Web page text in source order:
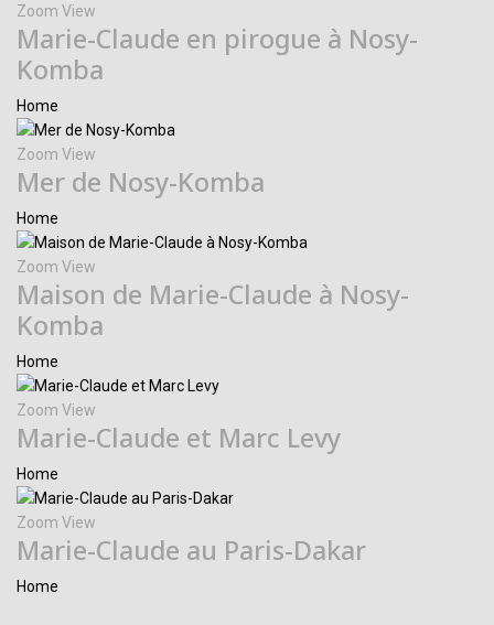
Zoom View
Marie-Claude en pirogue à Nosy-
Komba
Home
Zoom View
Mer de Nosy-Komba
Home
Zoom View
Maison de Marie-Claude à Nosy-
Komba
Home
Zoom View
Marie-Claude et Marc Levy
Home
Zoom View
Marie-Claude au Paris-Dakar
Home